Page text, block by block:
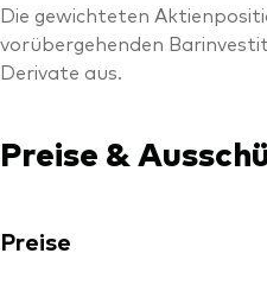
Die gewichteten
vorübergehenden
Derivate aus.
Preise &
Preise